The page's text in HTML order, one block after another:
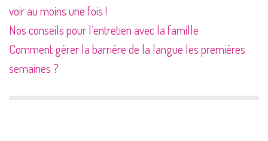
voir au moins une fois !
Nos conseils pour l’entretien avec la famille
Comment gérer la barrière de la langue les premières
semaines ?